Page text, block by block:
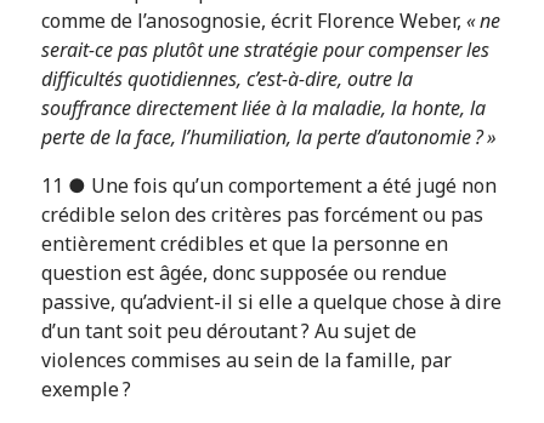
comme de l’anosognosie, écrit Florence Weber, « ne
serait-ce pas plutôt une stratégie pour compenser les
difficultés quotidiennes, c’est-à-dire, outre la
souffrance directement liée à la maladie, la honte, la
perte de la face, l’humiliation, la perte d’autonomie ? »
11 ● Une fois qu’un comportement a été jugé non
crédible selon des critères pas forcément ou pas
entièrement crédibles et que la personne en
question est âgée, donc supposée ou rendue
passive, qu’advient-il si elle a quelque chose à dire
d’un tant soit peu déroutant ? Au sujet de
violences commises au sein de la famille, par
exemple ?